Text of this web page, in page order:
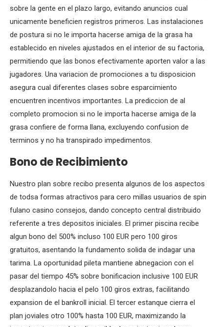
sobre la gente en el plazo largo, evitando anuncios cual
unicamente beneficien registros primeros. Las instalaciones
de postura si no le importa hacerse amiga de la grasa ha
establecido en niveles ajustados en el interior de su factoria,
permitiendo que las bonos efectivamente aporten valor a las
jugadores. Una variacion de promociones a tu disposicion
asegura cual diferentes clases sobre esparcimiento
encuentren incentivos importantes. La prediccion de al
completo promocion si no le importa hacerse amiga de la
grasa confiere de forma llana, excluyendo confusion de
terminos y no ha transpirado impedimentos.
Bono de Recibimiento
Nuestro plan sobre recibo presenta algunos de los aspectos
de todsa formas atractivos para cero millas usuarios de spin
fulano casino consejos, dando concepto central distribuido
referente a tres depositos iniciales. El primer piscina recibe
algun bono del 500% incluso 100 EUR pero 100 giros
gratuitos, asentando la fundamento solida de indagar una
tarima. La oportunidad pileta mantiene abnegacion con el
pasar del tiempo 45% sobre bonificacion inclusive 100 EUR
desplazandolo hacia el pelo 100 giros extras, facilitando
expansion de el bankroll inicial. El tercer estanque cierra el
plan joviales otro 100% hasta 100 EUR, maximizando la